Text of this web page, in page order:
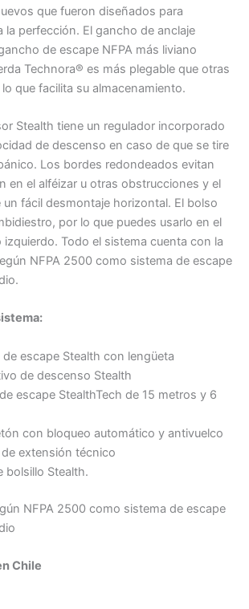
que fueron diseñados para
la perfección. El gancho de anclaje
de escape NFPA más liviano
Technora® es más plegable que otras
que facilita su almacenamiento.
Stealth tiene un regulador incorporado
de descenso en caso de que se tire
Los bordes redondeados evitan
en el alféizar u otras obstrucciones y el
fácil desmontaje horizontal. El bolso
por lo que puedes usarlo en el
Todo el sistema cuenta con la
NFPA 2500 como sistema de escape
de escape Stealth con lengüeta
de descenso Stealth
escape StealthTech de 15 metros y 6
con bloqueo automático y antivuelco
extensión técnico
bolsillo Stealth.
NFPA 2500 como sistema de escape
Chile